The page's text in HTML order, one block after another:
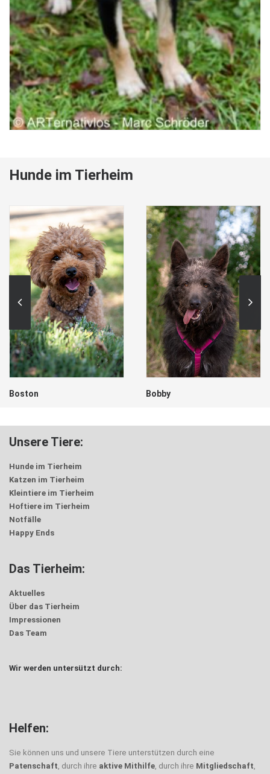
Hunde im Tierheim
Boston Bobby
Unsere Tiere:
Hunde im Tierheim
Katzen im Tierheim
Kleintiere im Tierheim
Hoftiere im Tierheim
Notfälle
Happy Ends
Das Tierheim:
Aktuelles
Über das Tierheim
Impressionen
Das Team
Wir werden untersützt durch:
Helfen:
Sie können uns und unsere Tiere unterstützen durch eine
Patenschaft, durch ihre aktive Mithilfe, durch ihre Mitgliedschaft,